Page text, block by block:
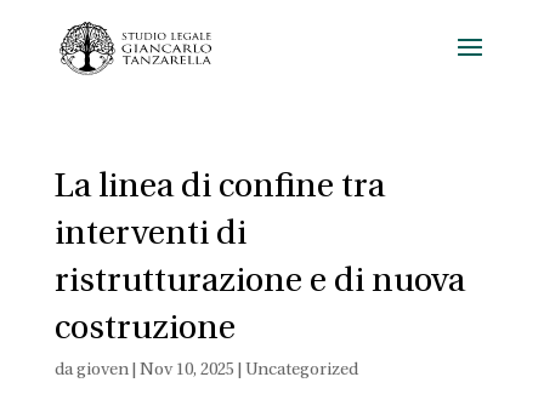
La linea di confine tra
interventi di
ristrutturazione e di nuova
costruzione
dagioven| Nov 10, 2025 Uncategorized